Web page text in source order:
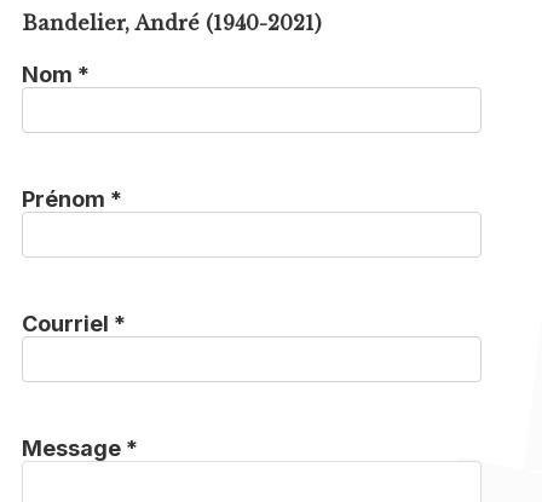
Bandelier, André (1940-2021)
Nom *
Prénom *
Courriel *
Message *